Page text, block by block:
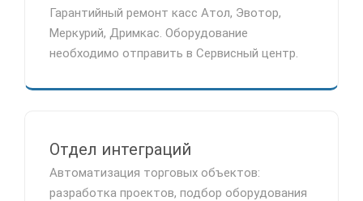
Гарантийный ремонт касс Атол, Эвотор,
Меркурий, Дримкас. Оборудование
необходимо отправить в Сервисный центр.
Отдел интеграций
Автоматизация торговых объектов:
разработка проектов, подбор оборудования